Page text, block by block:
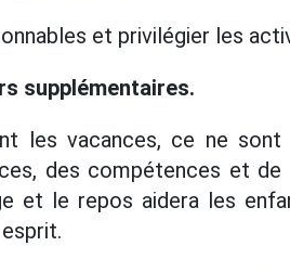
et privilégier les
supplémentaires.
les vacances, ce ne sont
des compétences et de
et le repos aidera les